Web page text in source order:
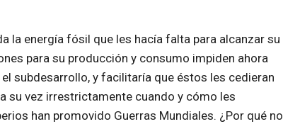
la energía fósil que les hacía falta para alcanzar su
para su producción y consumo impiden ahora
subdesarrollo, y facilitaría que éstos les cedieran
su vez irrestrictamente cuando y cómo les
han promovido Guerras Mundiales. ¿Por qué no